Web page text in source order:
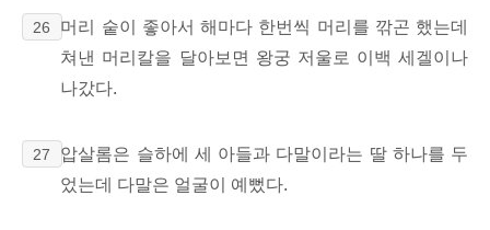
26
머리 숱이 좋아서 해마다 한번씩 머리를 깎곤 했는데
쳐낸 머리칼을 달아보면 왕궁 저울로 이백 세겔이나
나갔다.
27
압살롬은 슬하에 세 아들과 다말이라는 딸 하나를 두
었는데 다말은 얼굴이 예뻤다.